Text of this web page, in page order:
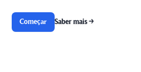
Começar Saber mais →